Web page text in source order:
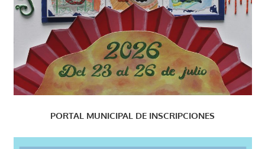
PORTAL MUNICIPAL DE INSCRIPCIONES